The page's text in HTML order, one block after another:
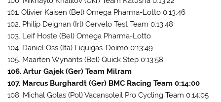
101. Olivier Kaisen (Bel) Omega Pharma-Lotto 0:13:46
102. Philip Deignan (Irl) Cervelo Test Team 0:13:48
103. Leif Hoste (Bel) Omega Pharma-Lotto
104. Daniel Oss (Ita) Liquigas-Doimo 0:13:49
105. Maarten Wynants (Bel) Quick Step 0:13:58
106. Artur Gajek (Ger) Team Milram
107. Marcus Burghardt (Ger) BMC Racing Team 0:14:00
108. Michal Golas (Pol) Vacansoleil Pro Cycling Team 0:14:05